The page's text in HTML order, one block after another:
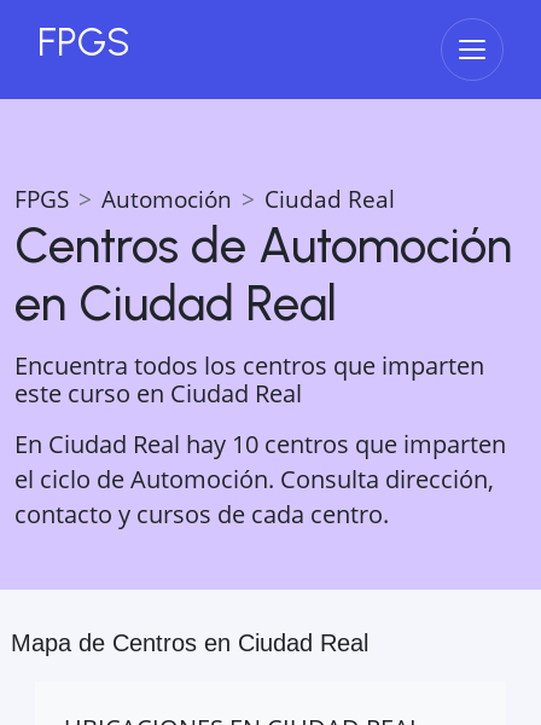
FPGS Abrir
FPGS Automoción Ciudad Real
Centros de Automoción
en Ciudad Real
Encuentra todos los centros que imparten
este curso en Ciudad Real
En Ciudad Real hay 10 centros que imparten
el ciclo de Automoción. Consulta dirección,
contacto y cursos de cada centro.
Mapa de Centros en Ciudad Real